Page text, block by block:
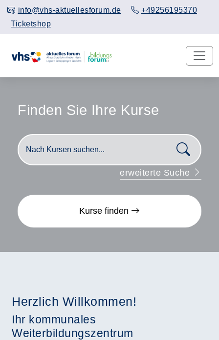
info@vhs-aktuellesforum.de
+49256195370
Ticketshop
Finden Sie Ihre Kurse
erweiterte Suche
Kurse finden
Herzlich Willkommen!
Ihr kommunales
Weiterbildungszentrum